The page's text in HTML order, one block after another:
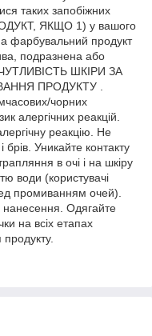
таких запобіжних
ЯКЩО 1) у вашого
фарбувальний продукт
подразнена або
ШКІРИ ЗА
ПРОДУКТУ .
чорних
алергічних реакцій.
реакцію. Не
Уникайте контакту
в очі і на шкіру
води (користувачі
промиванням очей).
Одягайте
на всіх етапах